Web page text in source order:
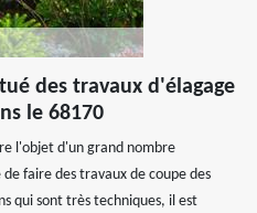
des travaux d'élagage
le 68170
l'objet d'un grand nombre
faire des travaux de coupe des
qui sont très techniques, il est